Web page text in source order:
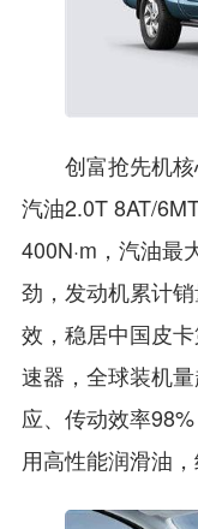
创富抢先机
汽油2.0T 8AT/
400N·m，汽油最
劲，发动机累计
效，稳居中国皮
速器，全球装机
应、传动效率
用高性能润滑油